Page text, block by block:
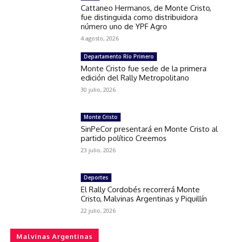
Cattaneo Hermanos, de Monte Cristo,
fue distinguida como distribuidora
número uno de YPF Agro
4 agosto, 2026
Departamento Río Primero
Monte Cristo fue sede de la primera
edición del Rally Metropolitano
30 julio, 2026
Monte Cristo
SinPeCor presentará en Monte Cristo al
partido político Creemos
23 julio, 2026
Deportes
El Rally Cordobés recorrerá Monte
Cristo, Malvinas Argentinas y Piquillín
22 julio, 2026
Malvinas Argentinas